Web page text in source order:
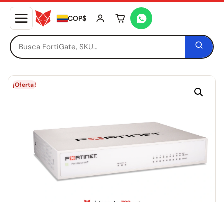
COP$ Tu carrito está vacío
¡Oferta!